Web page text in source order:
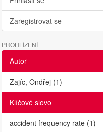
Zaregistrovat se
PROHLÍŽENÍ
Autor
Zajíc, Ondřej (1)
Klíčové slovo
accident frequency rate (1)